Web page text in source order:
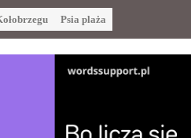
Psia plaża